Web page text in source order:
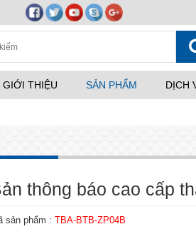
GIỚI THIỆU SẢN PHẨM DỊCH
thông báo cao cấp
sản phẩm : TBA-BTB-ZP04B